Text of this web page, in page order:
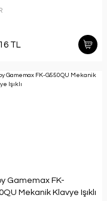
TL
Gamemax FK-
Mekanik Klavye Işıklı